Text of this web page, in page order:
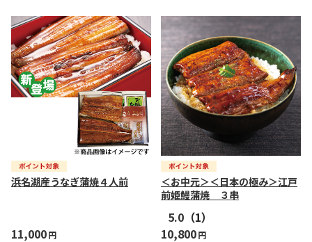
浜名湖産うなぎ蒲焼４人前
11,000円
＜お中元＞＜日本の極み＞江戸
前姫鰻蒲焼 ３串
5.0 （1）
10,800円